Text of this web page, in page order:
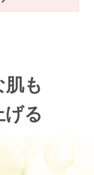
も
げる